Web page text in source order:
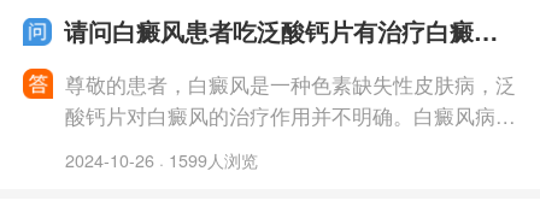
请问白癜风患者吃泛酸钙片有治疗白癜风
的作用吗
尊敬的患者，白癜风是一种色素缺失性皮肤病，泛
酸钙片对白癜风的治疗作用并不明确。白癜风病因
复杂，靠泛酸钙片单独治疗可能效果有限。建议您
咨询专业的皮肤科医生，根据个体情况制
2024-10-26 · 1599人浏览